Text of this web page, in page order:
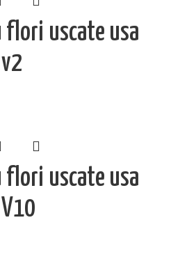
flori uscate usa
flori uscate usa